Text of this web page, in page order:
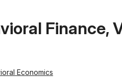
Finance,
Economics